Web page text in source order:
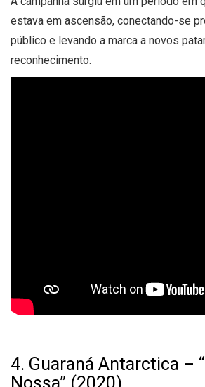
estava em ascensão, conectando-se
público e levando a marca a novos
reconhecimento.
4. Guaraná Antarctica –